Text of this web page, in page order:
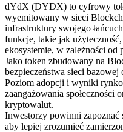
Kopiowanie Transakcji
Dołącz do najlepszych
dYdX (DYDX) to cyfrowy
wyemitowany w sieci
infrastruktury swojego
funkcje, takie jak
ekosystemie, w zależności od
Jako token zbudowany na
bezpieczeństwa sieci bazowej
Poziom adopcji i wyniki
zaangażowania społeczności
kryptowalut.
Inwestorzy powinni zapoznać
aby lepiej zrozumieć